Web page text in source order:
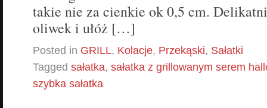
takie nie za cienkie ok 0,5 cm.
oliwek i ułóż […]
Posted in GRILL, Kolacje, Przekąski, Sałatki
Tagged sałatka, sałatka z grillowanym serem
szybka sałatka